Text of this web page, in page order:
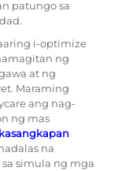
patungo sa
i-optimize
ng
at ng
Maraming
ang nag-
ng mas
na
simula ng mga